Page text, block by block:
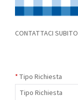
CONTATTACI SUBITO
Tipo Richiesta